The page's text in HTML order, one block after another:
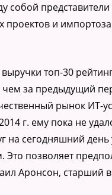
собой
проектов и
топ-30
за предыдущий
рынок ИТ-
г. ему пока не
на сегодняшний
позволяет
Аронсон,